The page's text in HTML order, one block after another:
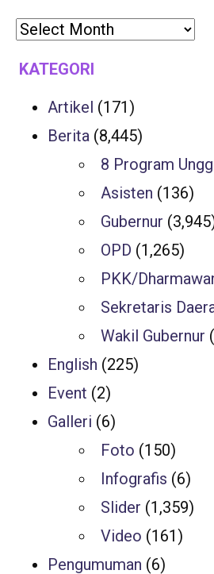
KATEGORI
Artikel (171)
Berita (8,445)
8 Program
Asisten (136)
Gubernur
OPD (1,265)
PKK/
Sekretaris
Wakil Gubernur
English (225)
Event (2)
Galleri (6)
Foto (150)
Infografis (6)
Slider (1,359)
Video (161)
Pengumuman (6)